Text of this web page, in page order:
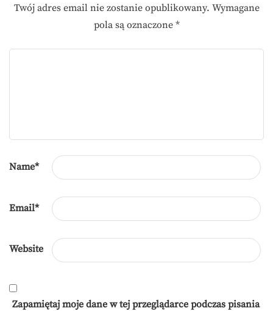
Twój adres email nie zostanie opublikowany. Wymagane
pola są oznaczone *
Name*
Email*
Website
Zapamiętaj moje dane w tej przeglądarce podczas pisania